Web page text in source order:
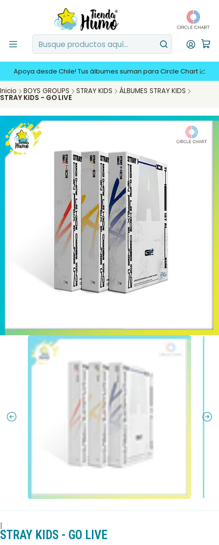
Apoya desde Chile! Tus álbumes suman para Circle Chart 📈
Inicio BOYS GROUPS STRAY KIDS ÁLBUMES STRAY KIDS
STRAY KIDS - GO LIVE
|
STRAY KIDS - GO LIVE